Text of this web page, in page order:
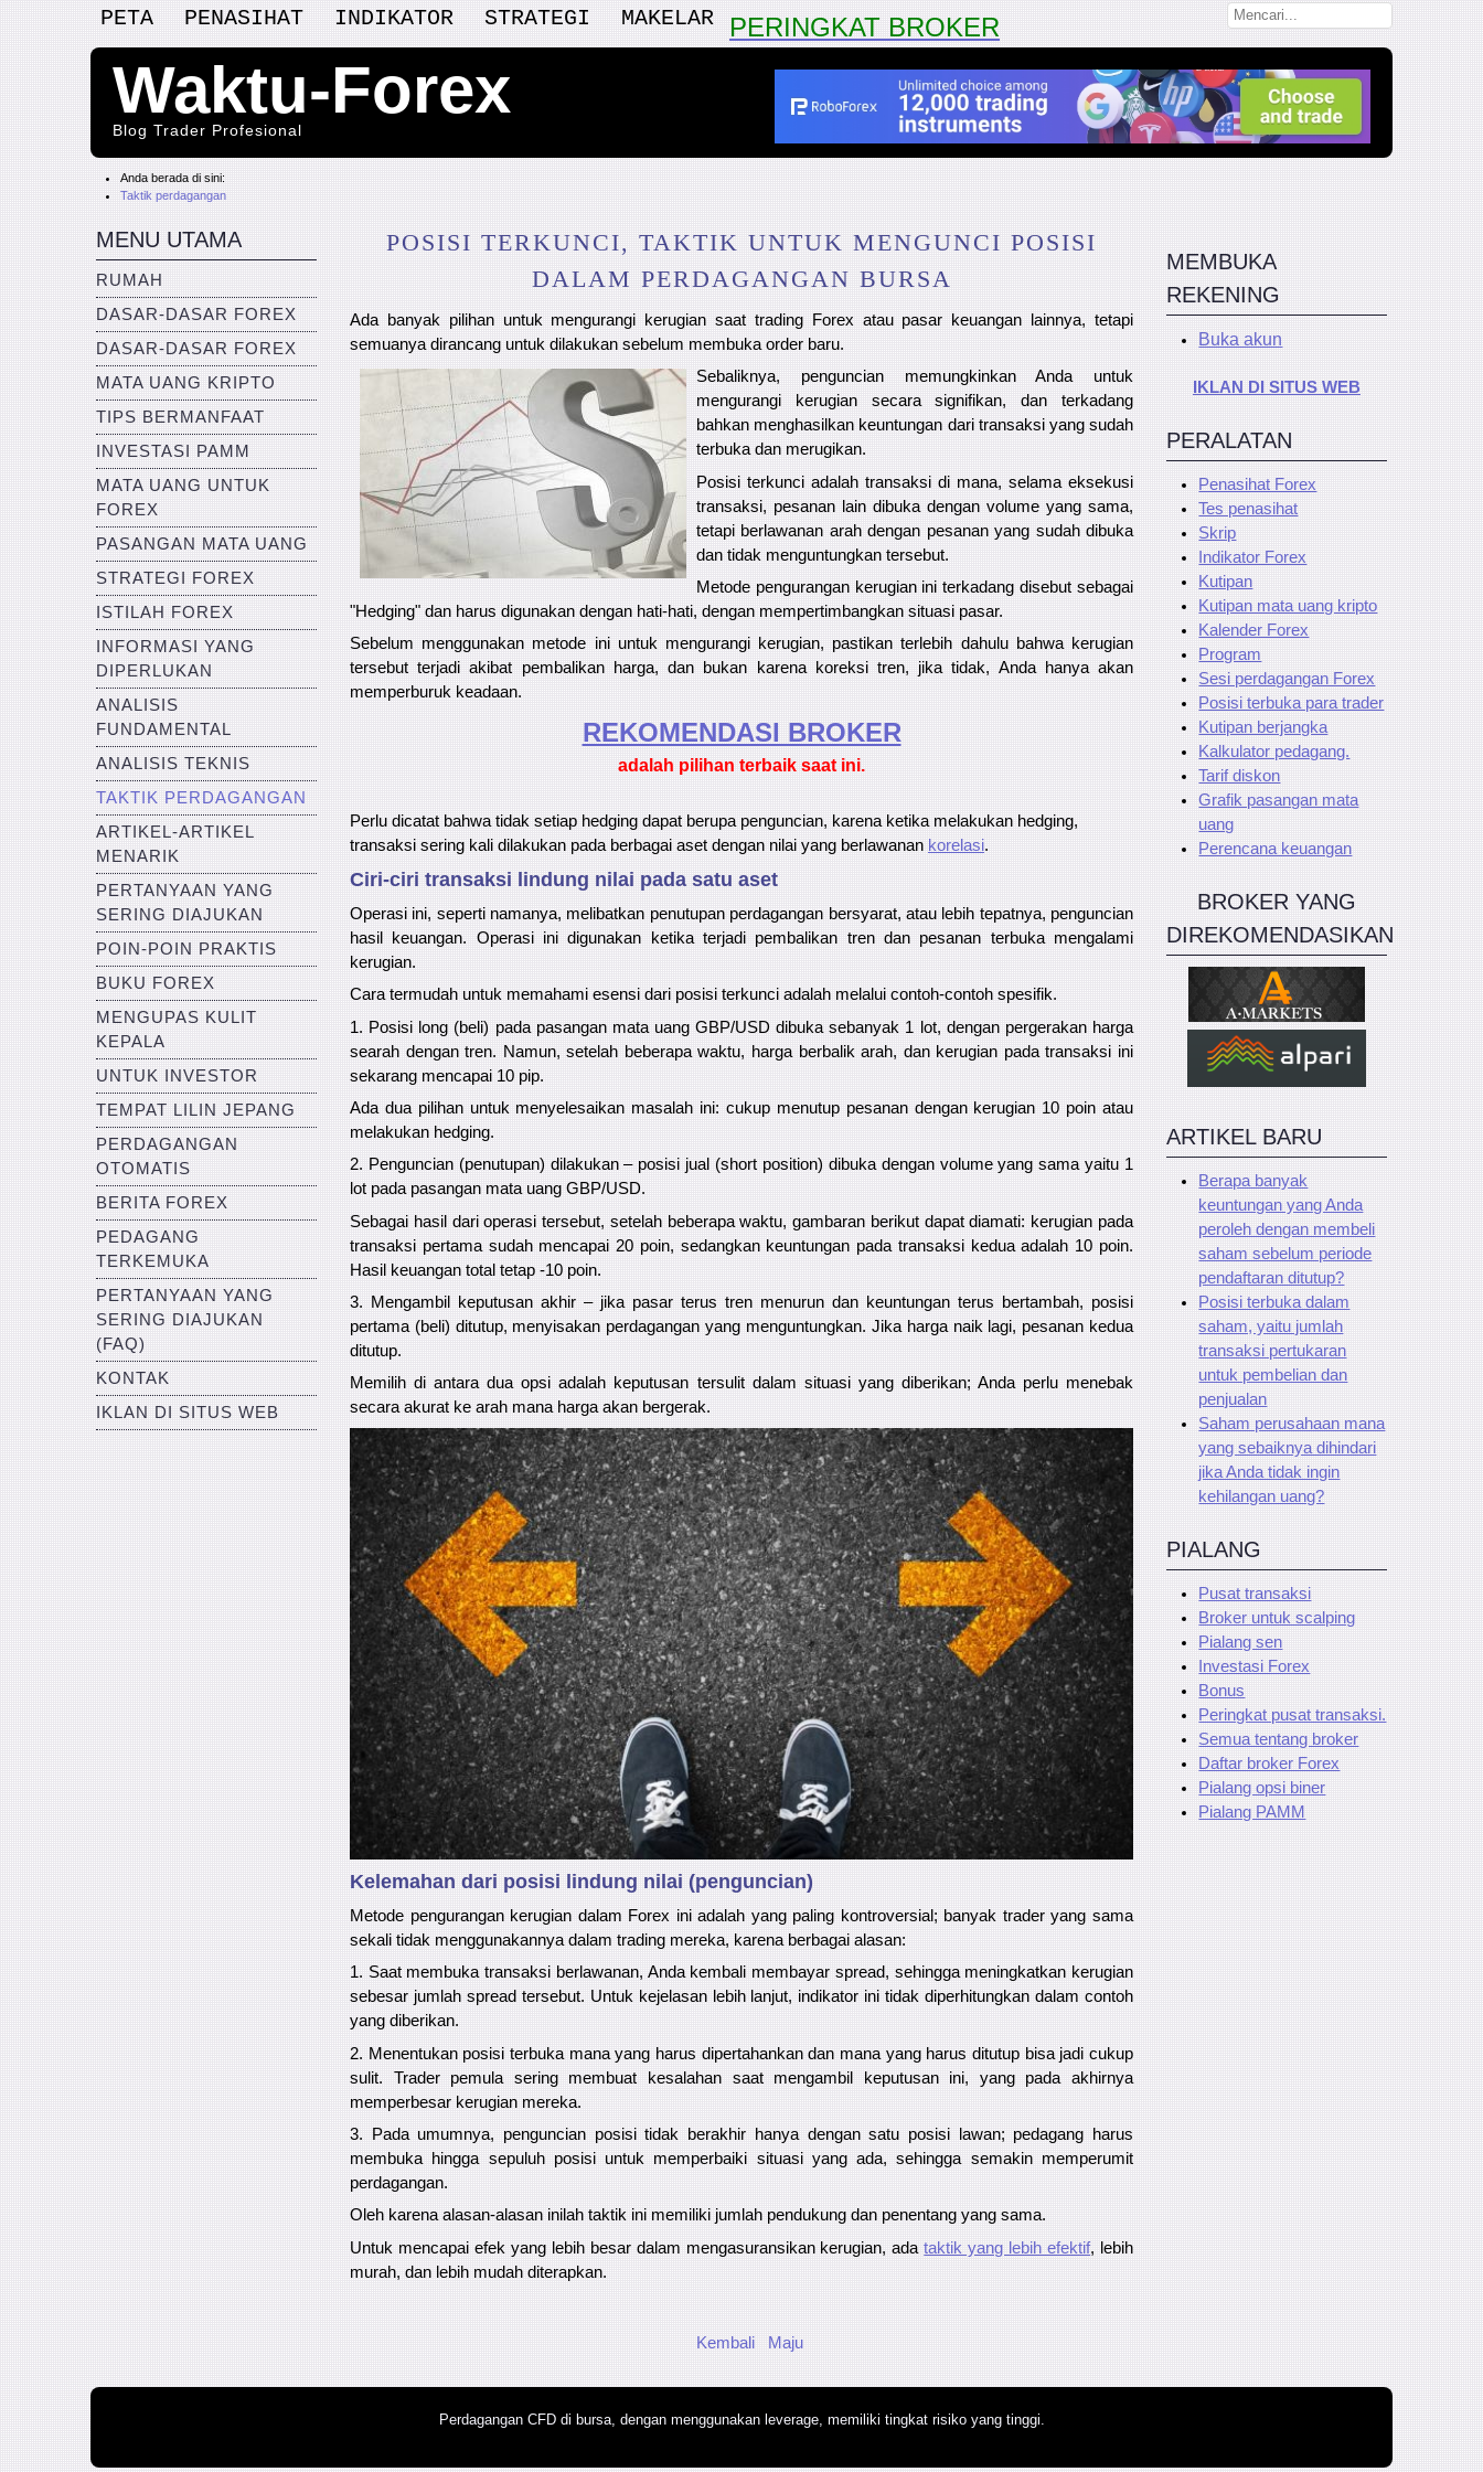
PETA PENASIHAT INDIKATOR STRATEGI MAKELAR PERINGKAT BROKER
Waktu-Forex
Blog Trader Profesional
Anda berada di sini:
Taktik perdagangan
MENU UTAMA
RUMAH
DASAR-DASAR FOREX
DASAR-DASAR FOREX
MATA UANG KRIPTO
TIPS BERMANFAAT
INVESTASI PAMM
MATA UANG UNTUK
FOREX
PASANGAN MATA UANG
STRATEGI FOREX
ISTILAH FOREX
INFORMASI YANG
DIPERLUKAN
ANALISIS
FUNDAMENTAL
ANALISIS TEKNIS
TAKTIK PERDAGANGAN
ARTIKEL-ARTIKEL
MENARIK
PERTANYAAN YANG
SERING DIAJUKAN
POIN-POIN PRAKTIS
BUKU FOREX
MENGUPAS KULIT
KEPALA
UNTUK INVESTOR
TEMPAT LILIN JEPANG
PERDAGANGAN
OTOMATIS
BERITA FOREX
PEDAGANG
TERKEMUKA
PERTANYAAN YANG
SERING DIAJUKAN
(FAQ)
KONTAK
IKLAN DI SITUS WEB
POSISI TERKUNCI, TAKTIK UNTUK MENGUNCI POSISI
DALAM PERDAGANGAN BURSA
Ada banyak pilihan untuk mengurangi kerugian saat trading Forex atau pasar keuangan lainnya, tetapi
semuanya dirancang untuk dilakukan sebelum membuka order baru.
Sebaliknya, penguncian memungkinkan Anda untuk
mengurangi kerugian secara signifikan, dan terkadang
bahkan menghasilkan keuntungan dari transaksi yang sudah
terbuka dan merugikan.
Posisi terkunci adalah transaksi di mana, selama eksekusi
transaksi, pesanan lain dibuka dengan volume yang sama,
tetapi berlawanan arah dengan pesanan yang sudah dibuka
dan tidak menguntungkan tersebut.
Metode pengurangan kerugian ini terkadang disebut sebagai
"Hedging" dan harus digunakan dengan hati-hati, dengan mempertimbangkan situasi pasar.
Sebelum menggunakan metode ini untuk mengurangi kerugian, pastikan terlebih dahulu bahwa kerugian
tersebut terjadi akibat pembalikan harga, dan bukan karena koreksi tren, jika tidak, Anda hanya akan
memperburuk keadaan.
REKOMENDASI ​​BROKER
adalah pilihan terbaik saat ini.
Perlu dicatat bahwa tidak setiap hedging dapat berupa penguncian, karena ketika melakukan hedging,
transaksi sering kali dilakukan pada berbagai aset dengan nilai yang berlawanan korelasi.
Ciri-ciri transaksi lindung nilai pada satu aset
Operasi ini, seperti namanya, melibatkan penutupan perdagangan bersyarat, atau lebih tepatnya, penguncian
hasil keuangan. Operasi ini digunakan ketika terjadi pembalikan tren dan pesanan terbuka mengalami
kerugian.
Cara termudah untuk memahami esensi dari posisi terkunci adalah melalui contoh-contoh spesifik.
1. Posisi long (beli) pada pasangan mata uang GBP/USD dibuka sebanyak 1 lot, dengan pergerakan harga
searah dengan tren. Namun, setelah beberapa waktu, harga berbalik arah, dan kerugian pada transaksi ini
sekarang mencapai 10 pip.
Ada dua pilihan untuk menyelesaikan masalah ini: cukup menutup pesanan dengan kerugian 10 poin atau
melakukan hedging.
2. Penguncian (penutupan) dilakukan – posisi jual (short position) dibuka dengan volume yang sama yaitu 1
lot pada pasangan mata uang GBP/USD.
Sebagai hasil dari operasi tersebut, setelah beberapa waktu, gambaran berikut dapat diamati: kerugian pada
transaksi pertama sudah mencapai 20 poin, sedangkan keuntungan pada transaksi kedua adalah 10 poin.
Hasil keuangan total tetap -10 poin.
3. Mengambil keputusan akhir – jika pasar terus tren menurun dan keuntungan terus bertambah, posisi
pertama (beli) ditutup, menyisakan perdagangan yang menguntungkan. Jika harga naik lagi, pesanan kedua
ditutup.
Memilih di antara dua opsi adalah keputusan tersulit dalam situasi yang diberikan; Anda perlu menebak
secara akurat ke arah mana harga akan bergerak.
Kelemahan dari posisi lindung nilai (penguncian)
Metode pengurangan kerugian dalam Forex ini adalah yang paling kontroversial; banyak trader yang sama
sekali tidak menggunakannya dalam trading mereka, karena berbagai alasan:
1. Saat membuka transaksi berlawanan, Anda kembali membayar spread, sehingga meningkatkan kerugian
sebesar jumlah spread tersebut. Untuk kejelasan lebih lanjut, indikator ini tidak diperhitungkan dalam contoh
yang diberikan.
2. Menentukan posisi terbuka mana yang harus dipertahankan dan mana yang harus ditutup bisa jadi cukup
sulit. Trader pemula sering membuat kesalahan saat mengambil keputusan ini, yang pada akhirnya
memperbesar kerugian mereka.
3. Pada umumnya, penguncian posisi tidak berakhir hanya dengan satu posisi lawan; pedagang harus
membuka hingga sepuluh posisi untuk memperbaiki situasi yang ada, sehingga semakin memperumit
perdagangan.
Oleh karena alasan-alasan inilah taktik ini memiliki jumlah pendukung dan penentang yang sama.
Untuk mencapai efek yang lebih besar dalam mengasuransikan kerugian, adataktik yang lebih efektif, lebih
murah, dan lebih mudah diterapkan.
Kembali Maju
MEMBUKA
REKENING
Buka akun
IKLAN DI SITUS WEB
PERALATAN
Penasihat Forex
Tes penasihat
Skrip
Indikator Forex
Kutipan
Kutipan mata uang kripto
Kalender Forex
Program
Sesi perdagangan Forex
Posisi terbuka para trader
Kutipan berjangka
Kalkulator pedagang.
Tarif diskon
Grafik pasangan mata
uang
Perencana keuangan
BROKER YANG
DIREKOMENDASIKAN
ARTIKEL BARU
Berapa banyak
keuntungan yang Anda
peroleh dengan membeli
saham sebelum periode
pendaftaran ditutup?
Posisi terbuka dalam
saham, yaitu jumlah
transaksi pertukaran
untuk pembelian dan
penjualan
Saham perusahaan mana
yang sebaiknya dihindari
jika Anda tidak ingin
kehilangan uang?
PIALANG
Pusat transaksi
Broker untuk scalping
Pialang sen
Investasi Forex
Bonus
Peringkat pusat transaksi.
Semua tentang broker
Daftar broker Forex
Pialang opsi biner
Pialang PAMM
Perdagangan CFD di bursa, dengan menggunakan leverage, memiliki tingkat risiko yang tinggi.